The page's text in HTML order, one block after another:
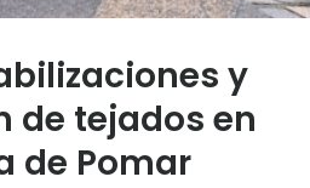
y
de tejados en
de Pomar